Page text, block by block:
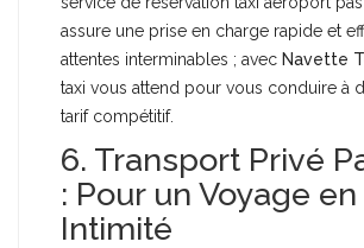
assure une prise en charge rapide et
attentes interminables ; avec Navette
taxi vous attend pour vous conduire à
tarif compétitif.
6. Transport Privé
: Pour un Voyage
Intimité